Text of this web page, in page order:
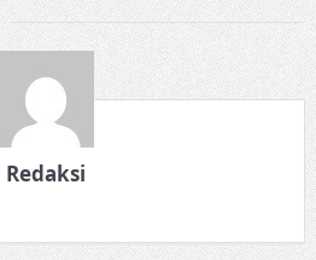
Redaksi